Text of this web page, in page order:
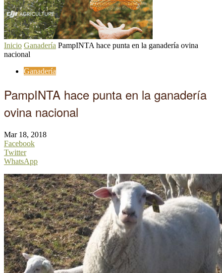
Inicio Ganadería PampINTA hace punta en la ganadería ovina
nacional
Ganadería
PampINTA hace punta en la ganadería
ovina nacional
Mar 18, 2018
Facebook
Twitter
WhatsApp